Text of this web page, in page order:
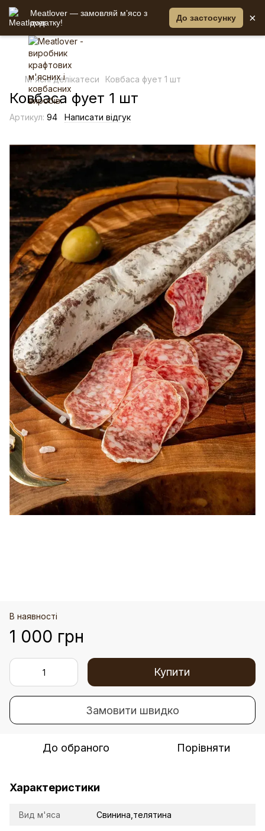
Meatlover — замовляй мʼясо з
додатку!
До застосунку ×
М'ясні делікатеси Ковбаса фует 1 шт
Ковбаса фует 1 шт
Артикул: 94 Написати відгук
В наявності
1 000 грн
Купити
Замовити швидко
До обраного Порівняти
Характеристики
Вид м'яса Свинина,телятина